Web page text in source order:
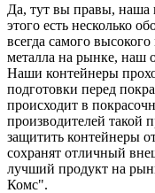
Да, тут вы правы, наша
этого есть несколько
всегда самого
металла на рынке, наш
Наши контейнеры
подготовки перед
происходит в
производителей такой
защитить контейнеры
сохранят отличный
лучший продукт на
Комс".